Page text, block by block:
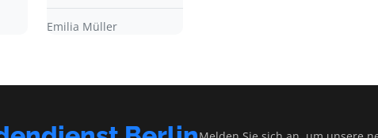
Emilia Müller